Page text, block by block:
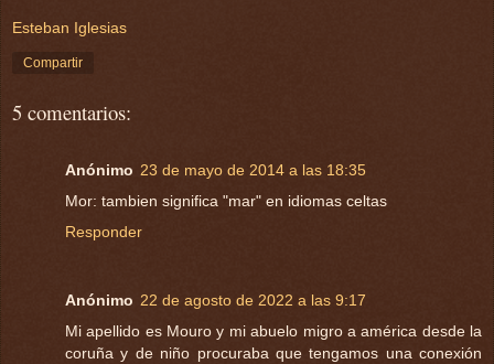
Esteban Iglesias
Compartir
5 comentarios:
Anónimo 23 de mayo de 2014 a las 18:35
Mor: tambien significa "mar" en idiomas celtas
Responder
Anónimo 22 de agosto de 2022 a las 9:17
Mi apellido es Mouro y mi abuelo migro a américa desde la
coruña y de niño procuraba que tengamos una conexión